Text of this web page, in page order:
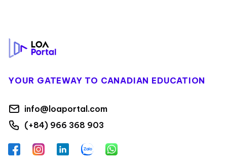
YOUR GATEWAY TO CANADIAN EDUCATION
info@loaportal.com
(+84) 966 368 903
FacebookInstagramLinkedInZalo WhatsApp